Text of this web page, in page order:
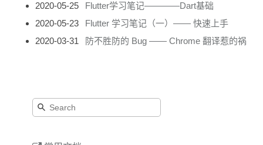
2020-05-25
Flutter学习笔记————Dart基础
2020-05-23
Flutter 学习笔记（一）—— 快速上手
2020-03-31
防不胜防的 Bug —— Chrome 翻译惹的祸